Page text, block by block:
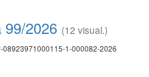
99/2026 (12 visual.)
08923971000115-1-000082-2026